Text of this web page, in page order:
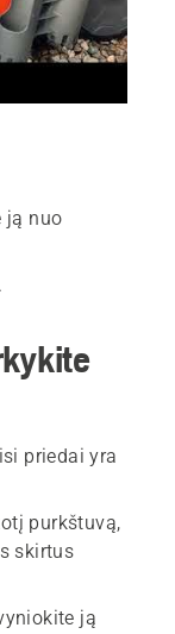
ją nuo
priedai yra
purkštuvą,
skirtus
ją